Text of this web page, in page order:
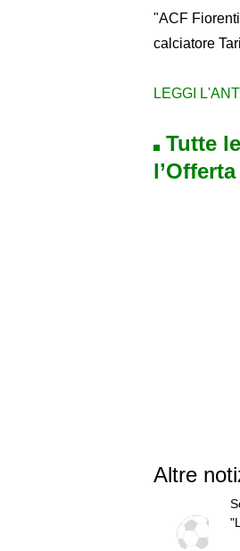
"ACF
calciatore
LEGGI
Tutte
Altre